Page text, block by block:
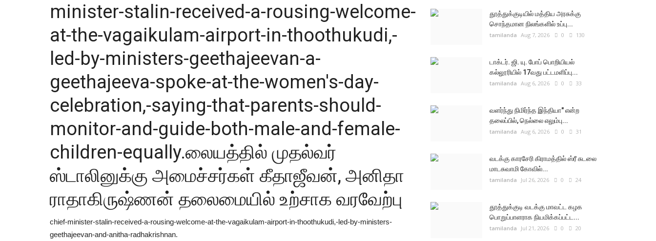
minister-stalin-received-a-rousing-welcome-
at-the-vagaikulam-airport-in-thoothukudi,-
led-by-ministers-geethajeevan-a-
geethajeeva-spoke-at-the-women's-day-
celebration,-saying-that-parents-should-
monitor-and-guide-both-male-and-female-
children-equally.லையத்தில் முதல்வர்
ஸ்டாலினுக்கு அமைச்சர்கள் கீதாஜீவன், அனிதா
ராதாகிருஷ்ணன் தலைமையில் உற்சாக வரவேற்பு
chief-minister-stalin-received-a-rousing-welcome-at-the-vagaikulam-airport-in-thoothukudi,-led-by-ministers-
geethajeevan-and-anitha-radhakrishnan.
தூத்துக்குடியில் மத்திய அரசுக்கு
சொந்தமான நிலங்களில் உப்பு...
tamilanda Aug 7, 2026 0 130
டாக்டர். ஜி. யு. போப் பொறியியல்
கல்லூரியில் 17வது பட்டமளிப்பு...
tamilanda Aug 6, 2026 0 33
வளர்ந்து நிமிர்ந்த இந்தியா" என்ற
தலைப்பில், நெல்லை எலும்பு...
tamilanda Aug 6, 2026 0 31
வடக்கு காரசேரி கிராமத்தில் ஸ்ரீ சுடலை
மாடசுவாமி கோவில்...
tamilanda Jul 26, 2026 0 24
தூத்துக்குடி வடக்கு மாவட்ட கழக
பொறுப்பாளராக நியமிக்கப்பட்ட...
tamilanda Jul 21, 2026 0 20